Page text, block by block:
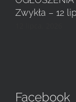
Zwykła – 12
Facebook